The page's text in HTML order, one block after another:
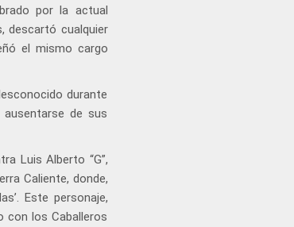
por la actual
descartó cualquier
el mismo cargo
durante
de sus
Luis Alberto “G”,
Caliente, donde,
Este personaje,
con los Caballeros